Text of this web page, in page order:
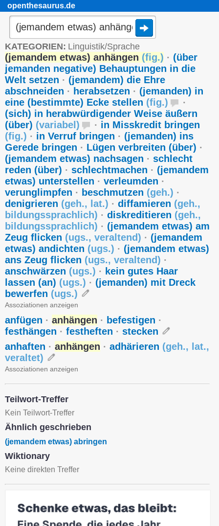
openthesaurus.de
KATEGORIEN: Linguistik/Sprache
(jemandem etwas) anhängen (fig.) · (über
jemanden negative) Behauptungen in die
Welt setzen · (jemandem) die Ehre
abschneiden · herabsetzen · (jemanden) in
eine (bestimmte) Ecke stellen (fig.)
·
(sich) in herabwürdigender Weise äußern
(über) (variabel ) · in Misskredit bringen
(fig.) · in Verruf bringen · (jemanden) ins
Gerede bringen · Lügen verbreiten (über) ·
(jemandem etwas) nachsagen · schlecht
reden (über) · schlechtmachen · (jemandem
etwas) unterstellen · verleumden ·
verunglimpfen · beschmutzen (geh.) ·
denigrieren (geh., lat.) · diffamieren (geh.,
bildungssprachlich) · diskreditieren (geh.,
bildungssprachlich) · (jemandem etwas) am
Zeug flicken (ugs., veraltend) · (jemandem
etwas) andichten (ugs.) · (jemandem etwas)
ans Zeug flicken (ugs., veraltend) ·
anschwärzen (ugs.) · kein gutes Haar
lassen (an) (ugs.) · (jemanden) mit Dreck
bewerfen (ugs.)
Assoziationen anzeigen
anfügen · anhängen · befestigen ·
festhängen · festheften · stecken
anhaften · anhängen · adhärieren (geh., lat.,
veraltet)
Assoziationen anzeigen
Teilwort-Treffer
Kein Teilwort-Treffer
Ähnlich geschrieben
(jemandem etwas) abringen
Wiktionary
Keine direkten Treffer